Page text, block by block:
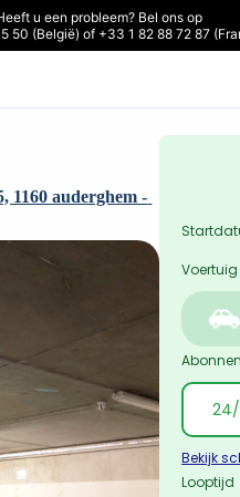
u een probleem? Bel ons op
50 (België) of +33 1 82 88 72 87
1160 auderghem -
Voertuig
Bekijk
Looptijd